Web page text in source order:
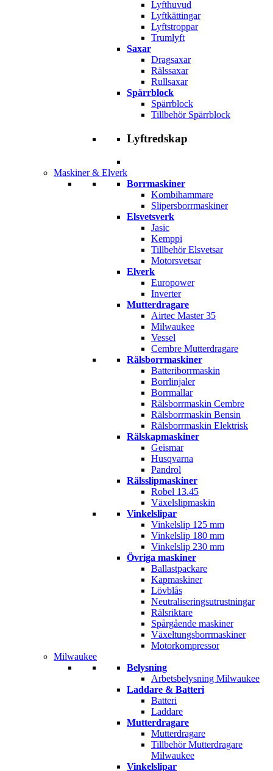
Lyfthuvud
Lyftkättingar
Lyftstroppar
Trumlyft
Saxar
Dragsaxar
Rälssaxar
Rullsaxar
Spärrblock
Spärrblock
Tillbehör Spärrblock
Lyftredskap
Maskiner & Elverk
Borrmaskiner
Kombihammare
Slipersborrmaskiner
Elsvetsverk
Jasic
Kemppi
Tillbehör Elsvetsar
Motorsvetsar
Elverk
Europower
Inverter
Mutterdragare
Airtec Master 35
Milwaukee
Vessel
Cembre Mutterdragare
Rälsborrmaskiner
Batteriborrmaskin
Borrlinjaler
Borrmallar
Rälsborrmaskin Cembre
Rälsborrmaskin Bensin
Rälsborrmaskin Elektrisk
Rälskapmaskiner
Geismar
Husqvarna
Pandrol
Rälsslipmaskiner
Robel 13.45
Växelslipmaskin
Vinkelslipar
Vinkelslip 125 mm
Vinkelslip 180 mm
Vinkelslip 230 mm
Övriga maskiner
Ballastpackare
Kapmaskiner
Lövblås
Neutraliseringsutrustningar
Rälsriktare
Spårgående maskiner
Växeltungsborrmaskiner
Motorkompressor
Milwaukee
Belysning
Arbetsbelysning Milwaukee
Laddare & Batteri
Batteri
Laddare
Mutterdragare
Mutterdragare
Tillbehör Mutterdragare
Milwaukee
Vinkelslipar